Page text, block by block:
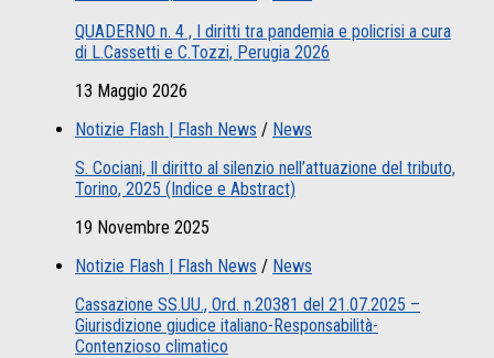
QUADERNO n. 4 , I diritti tra pandemia e policrisi a cura
di L.Cassetti e C.Tozzi, Perugia 2026
13 Maggio 2026
Notizie Flash | Flash News / News
S. Cociani, Il diritto al silenzio nell’attuazione del tributo,
Torino, 2025 (Indice e Abstract)
19 Novembre 2025
Notizie Flash | Flash News / News
Cassazione SS.UU., Ord. n.20381 del 21.07.2025 –
Giurisdizione giudice italiano-Responsabilità-
Contenzioso climatico